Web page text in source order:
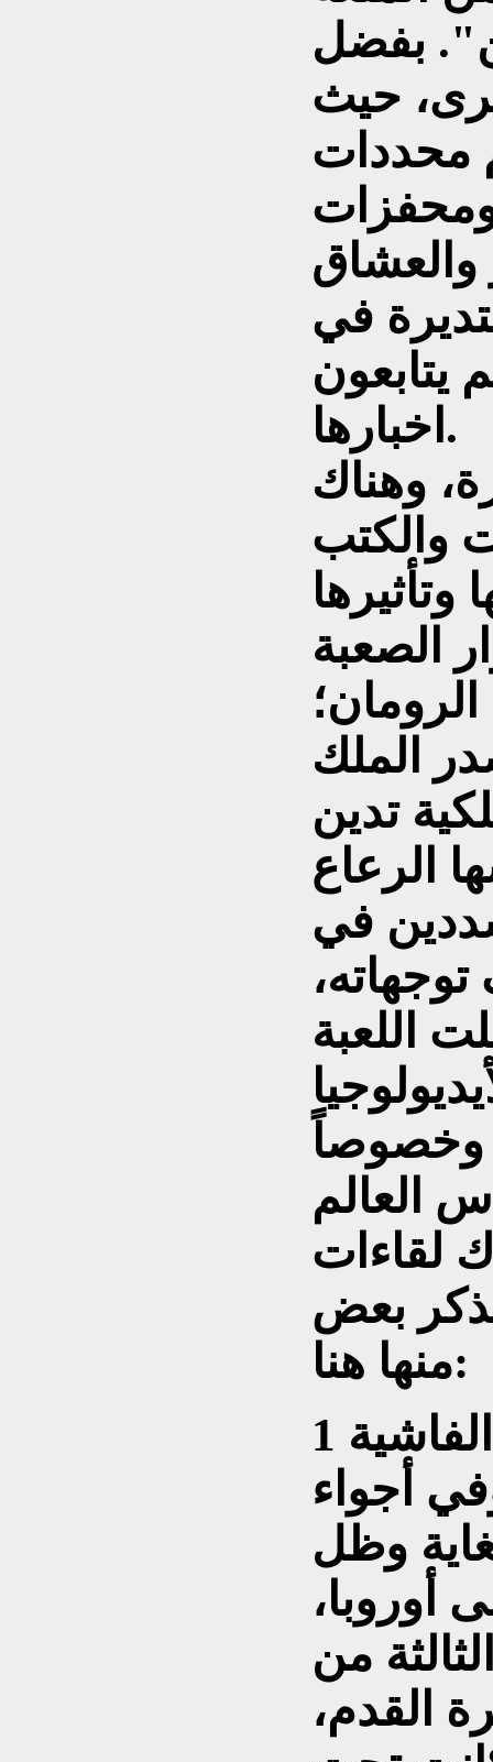
بفضل
حيث
محددات
والعشاق
في
يتابعون
اخبارها.
وهناك
والكتب
الصعبة
1314 أصدر الملك
تدين
الرعاع
في
اللعبة
وخصوصاً
العالم
لقاءات
بعض
منها هنا:
حزيران 1938 وفي أجواء
وظل
أوروبا،
من
القدم،